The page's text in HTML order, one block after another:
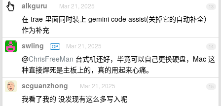
13
alkguru Mar 21, 2025
在 trae 里面同时装上 gemini code assist(关掉它的自动补全）
作为补充
14
swling OP Mar 21, 2025
@ChrisFreeMan 台式机还好，毕竟可以自己更换硬盘，Mac 这
种直接焊死是主板上的，真的用起来心痛。
15
scguanzhong Mar 21, 2025
我看了我的 没发现有这么多写入呢